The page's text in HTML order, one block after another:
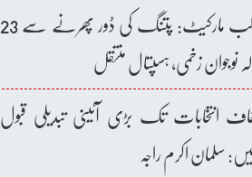
غالب مارکیٹ: پتنگ کی ڈور پھرنے سے 23
نوجوان زخمی، ہسپتال منتقل
انتخابات تک بڑی آئینی تبدیلی قبول
سلمان اکرم راجہ